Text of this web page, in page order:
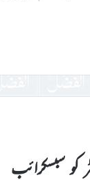
کو سبسکرائب